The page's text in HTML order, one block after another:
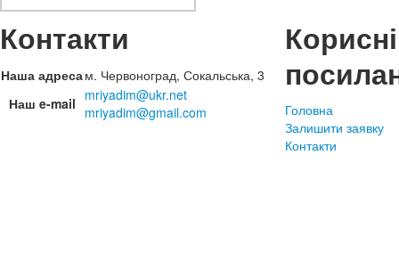
Контакти
Наша адресам. Червоноград, Сокальська, 3
Наш e-mail mriyadim@ukr.net
mriyadim@gmail.com
Корисні
Головна
Залишити заявку
Контакти